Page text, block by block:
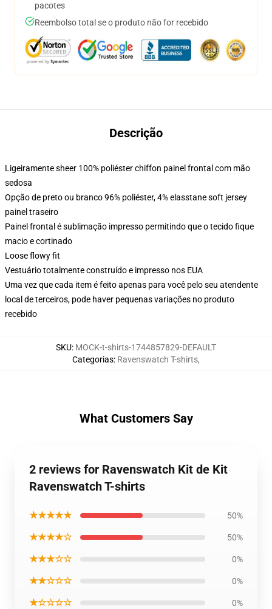
pacotes
Reembolso total se o produto não for recebido
Descrição
Ligeiramente sheer 100% poliéster chiffon painel frontal com mão
sedosa
Opção de preto ou branco 96% poliéster, 4% elasstane soft jersey
painel traseiro
Painel frontal é sublimação impresso permitindo que o tecido fique
macio e cortinado
Loose flowy fit
Vestuário totalmente construído e impresso nos EUA
Uma vez que cada item é feito apenas para você pelo seu atendente
local de terceiros, pode haver pequenas variações no produto
recebido
SKU: MOCK-t-shirts-1744857829-DEFAULT
Categorias: Ravenswatch T-shirts,
What Customers Say
2 reviews for Ravenswatch Kit de Kit
Ravenswatch T-shirts
★★★★★ 50%
★★★★☆ 50%
★★★☆☆ 0%
★★☆☆☆ 0%
★☆☆☆☆ 0%